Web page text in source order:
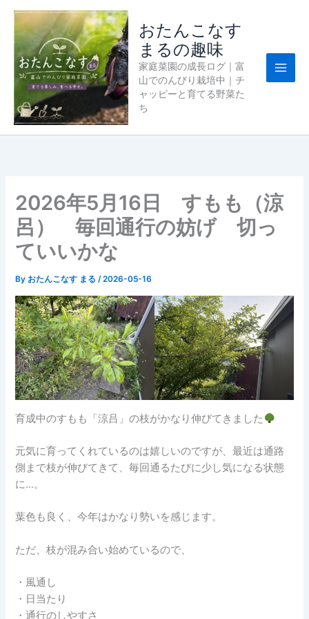
おたんこなす
まるの趣味
家庭菜園の成長ログ｜富
山でのんびり栽培中｜チ
ャッピーと育てる野菜た
ち
2026年5月16日 すもも（涼
呂） 毎回通行の妨げ 切っ
ていいかな
By おたんこなす まる/2026-05-16
育成中のすもも「涼吕」の枝がかなり伸びてきました
元気に育ってくれているのは嬉しいのですが、最近は通路
側まで枝が伸びてきて、毎回通るたびに少し気になる状態
に…。
葉色も良く、今年はかなり勢いを感じます。
ただ、枝が混み合い始めているので、
・風通し
・日当たり
・通行のしやすさ